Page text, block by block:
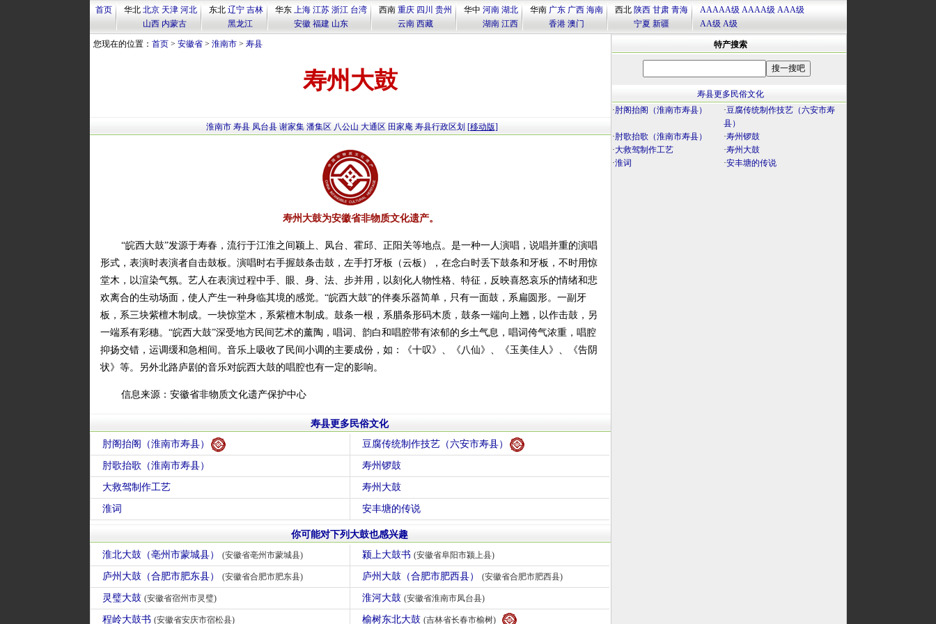
首页 华北 北京 天津 河北
山西 内蒙古
东北 辽宁 吉林
黑龙江
华东 上海 江苏 浙江 台湾
安徽 福建 山东
西南 重庆 四川 贵州
云南 西藏
华中 河南 湖北
湖南 江西
华南 广东 广西 海南
香港 澳门
西北 陕西 甘肃 青海
宁夏 新疆
AAAAA级 AAAA级 AAA级
AA级 A级
您现在的位置： 首页> 安徽省> 淮南市> 寿县
寿州大鼓
淮南市 寿县 凤台县 谢家集 潘集区 八公山 大通区 田家庵 寿县行政区划 [移动版]
寿州大鼓为安徽省非物质文化遗产。
“皖西大鼓”发源于寿春，流行于江淮之间颖上、凤台、霍邱、正阳关等地点。是一种一人演唱，说唱并重的演唱
形式，表演时表演者自击鼓板。演唱时右手握鼓条击鼓，左手打牙板（云板），在念白时丢下鼓条和牙板，不时用惊
堂木，以渲染气氛。艺人在表演过程中手、眼、身、法、步并用，以刻化人物性格、特征，反映喜怒哀乐的情绪和悲
欢离合的生动场面，使人产生一种身临其境的感觉。“皖西大鼓”的伴奏乐器简单，只有一面鼓，系扁圆形。一副牙
板，系三块紫檀木制成。一块惊堂木，系紫檀木制成。鼓条一根，系腊条形码木质，鼓条一端向上翘，以作击鼓，另
一端系有彩穗。“皖西大鼓”深受地方民间艺术的薰陶，唱词、韵白和唱腔带有浓郁的乡土气息，唱词侉气浓重，唱腔
抑扬交错，运调缓和急相间。音乐上吸收了民间小调的主要成份，如：《十叹》、《八仙》、《玉美佳人》、《告阴
状》等。另外北路庐剧的音乐对皖西大鼓的唱腔也有一定的影响。
信息来源：安徽省非物质文化遗产保护中心
寿县更多民俗文化
肘阁抬阁（淮南市寿县）
豆腐传统制作技艺（六安市寿县）
肘歌抬歌（淮南市寿县） 寿州锣鼓
大救驾制作工艺 寿州大鼓
淮词 安丰塘的传说
你可能对下列大鼓也感兴趣
淮北大鼓（亳州市蒙城县） (安徽省亳州市蒙城县) 颍上大鼓书 (安徽省阜阳市颍上县)
庐州大鼓（合肥市肥东县） (安徽省合肥市肥东县) 庐州大鼓（合肥市肥西县） (安徽省合肥市肥西县)
灵璧大鼓 (安徽省宿州市灵璧) 淮河大鼓 (安徽省淮南市凤台县)
程岭大鼓书 (安徽省安庆市宿松县) 榆树东北大鼓 (吉林省长春市榆树)
特产搜索
寿县更多民俗文化
·肘阁抬阁（淮南市寿县） ·豆腐传统制作技艺（六安市寿
县）
·肘歌抬歌（淮南市寿县） ·寿州锣鼓
·大救驾制作工艺 ·寿州大鼓
·淮词 ·安丰塘的传说